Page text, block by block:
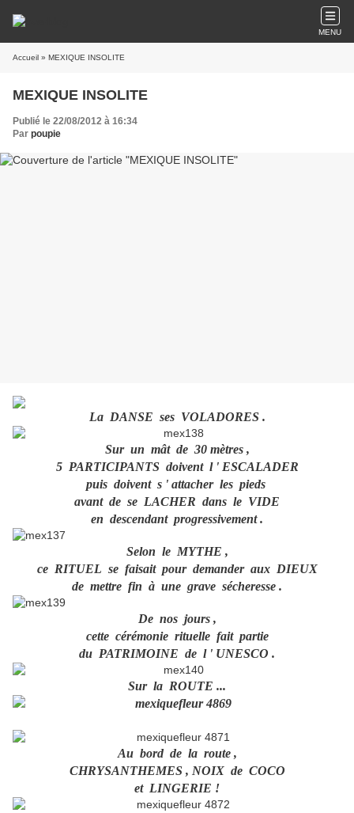
MENU
Accueil » MEXIQUE INSOLITE
MEXIQUE INSOLITE
Publié le 22/08/2012 à 16:34
Par poupie
La DANSE ses VOLADORES .
Sur un mât de 30 mètres ,
5 PARTICIPANTS doivent l ' ESCALADER
puis doivent s ' attacher les pieds
avant de se LACHER dans le VIDE
en descendant progressivement .
Selon le MYTHE ,
ce RITUEL se faisait pour demander aux DIEUX
de mettre fin à une grave sécheresse .
De nos jours ,
cette cérémonie rituelle fait partie
du PATRIMOINE de l ' UNESCO .
Sur la ROUTE ...
Au bord de la route ,
CHRYSANTHEMES , NOIX de COCO
et LINGERIE !